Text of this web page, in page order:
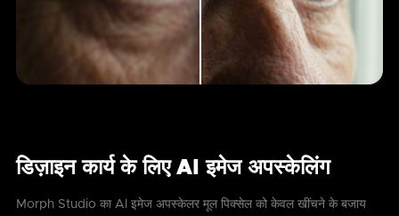
डिज़ाइन कार्य के लिए AI इमेज अपस्केलिंग
Morph Studio का AI इमेज अपस्केलर मूल पिक्सेल को केवल खींचने के बजाय